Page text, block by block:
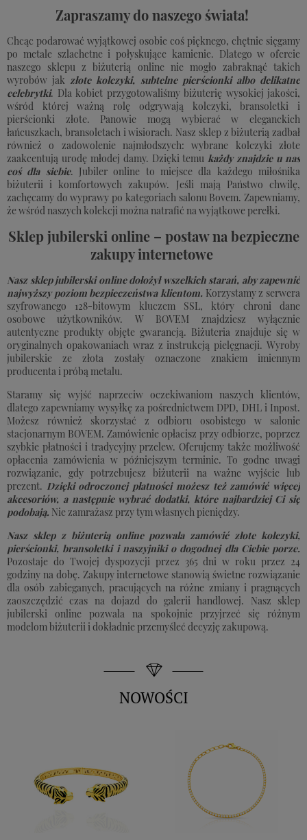
Zapraszamy do naszego świata!
Chcąc podarować wyjątkowej osobie coś pięknego, chętnie sięgamy
po metale szlachetne i połyskujące kamienie. Dlatego w ofercie
naszego sklepu z biżuterią online nie mogło zabraknąć takich
wyrobów jak złote kolczyki, subtelne pierścionki albo delikatne
celebrytki. Dla kobiet przygotowaliśmy biżuterię wysokiej jakości,
wśród której ważną rolę odgrywają kolczyki, bransoletki i
pierścionki złote. Panowie mogą wybierać w eleganckich
łańcuszkach, bransoletach i wisiorach. Nasz sklep z biżuterią zadbał
również o zadowolenie najmłodszych: wybrane kolczyki złote
zaakcentują urodę młodej damy. Dzięki temu każdy znajdzie u nas
coś dla siebie. Jubiler online to miejsce dla każdego miłośnika
biżuterii i komfortowych zakupów. Jeśli mają Państwo chwilę,
zachęcamy do wyprawy po kategoriach salonu Bovem. Zapewniamy,
że wśród naszych kolekcji można natrafić na wyjątkowe perełki.
Sklep jubilerski online – postaw na bezpieczne
zakupy internetowe
Nasz sklep jubilerski online dołożył wszelkich starań, aby zapewnić
najwyższy poziom bezpieczeństwa klientom. Korzystamy z serwera
szyfrowanego 128-bitowym kluczem SSL, który chroni dane
osobowe użytkowników. W BOVEM znajdziesz wyłącznie
autentyczne produkty objęte gwarancją. Biżuteria znajduje się w
oryginalnych opakowaniach wraz z instrukcją pielęgnacji. Wyroby
jubilerskie ze złota zostały oznaczone znakiem imiennym
producenta i próbą metalu.
Staramy się wyjść naprzeciw oczekiwaniom naszych klientów,
dlatego zapewniamy wysyłkę za pośrednictwem DPD, DHL i Inpost.
Możesz również skorzystać z odbioru osobistego w salonie
stacjonarnym BOVEM. Zamówienie opłacisz przy odbiorze, poprzez
szybkie płatności i tradycyjny przelew. Oferujemy także możliwość
opłacenia zamówienia w późniejszym terminie. To godne uwagi
rozwiązanie, gdy potrzebujesz biżuterii na ważne wyjście lub
prezent. Dzięki odroczonej płatności możesz też zamówić więcej
akcesoriów, a następnie wybrać dodatki, które najbardziej Ci się
podobają. Nie zamrażasz przy tym własnych pieniędzy.
Nasz sklep z biżuterią online pozwala zamówić złote kolczyki,
pierścionki, bransoletki i naszyjniki o dogodnej dla Ciebie porze.
Pozostaje do Twojej dyspozycji przez 365 dni w roku przez 24
godziny na dobę. Zakupy internetowe stanowią świetne rozwiązanie
dla osób zabieganych, pracujących na różne zmiany i pragnących
zaoszczędzić czas na dojazd do galerii handlowej. Nasz sklep
jubilerski online pozwala na spokojnie przyjrzeć się różnym
modelom biżuterii i dokładnie przemyśleć decyzję zakupową.
NOWOŚCI